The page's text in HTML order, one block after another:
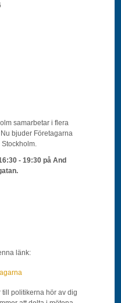
samarbetar i flera
bjuder Företagarna
- 19:30 på And
länk:
politikerna hör av dig